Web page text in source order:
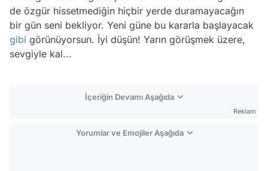
de özgür hissetmediğin hiçbir yerde duramayacağın
bir gün seni bekliyor. Yeni güne bu kararla başlayacak
gibi görünüyorsun. İyi düşün! Yarın görüşmek üzere,
sevgiyle kal...
İçeriğin Devamı Aşağıda
Reklam
Yorumlar ve Emojiler Aşağıda